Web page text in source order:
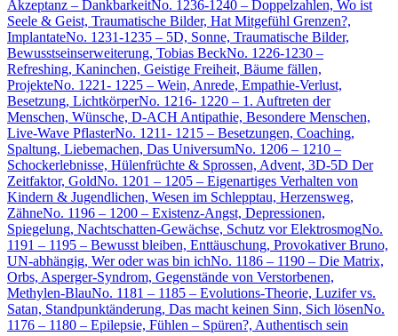
Akzeptanz – DankbarkeitNo. 1236-1240 – Doppelzahlen, Wo ist
Seele & Geist, Traumatische Bilder, Hat Mitgefühl Grenzen?,
ImplantateNo. 1231-1235 – 5D, Sonne, Traumatische Bilder,
Bewusstseinserweiterung, Tobias BeckNo. 1226-1230 –
Refreshing, Kaninchen, Geistige Freiheit, Bäume fällen,
ProjekteNo. 1221- 1225 – Wein, Anrede, Empathie-Verlust,
Besetzung, LichtkörperNo. 1216- 1220 – 1. Auftreten der
Menschen, Wünsche, D-ACH Antipathie, Besondere Menschen,
Live-Wave PflasterNo. 1211- 1215 – Besetzungen, Coaching,
Spaltung, Liebemachen, Das UniversumNo. 1206 – 1210 –
Schockerlebnisse, Hülenfrüchte & Sprossen, Advent, 3D-5D Der
Zeitfaktor, GoldNo. 1201 – 1205 – Eigenartiges Verhalten von
Kindern & Jugendlichen, Wesen im Schlepptau, Herzensweg,
ZähneNo. 1196 – 1200 – Existenz-Angst, Depressionen,
Spiegelung, Nachtschatten-Gewächse, Schutz vor ElektrosmogNo.
1191 – 1195 – Bewusst bleiben, Enttäuschung, Provokativer Bruno,
UN-abhängig, Wer oder was bin ichNo. 1186 – 1190 – Die Matrix,
Orbs, Asperger-Syndrom, Gegenstände von Verstorbenen,
Methylen-BlauNo. 1181 – 1185 – Evolutions-Theorie, Luzifer vs.
Satan, Standpunktänderung, Das macht keinen Sinn, Sich lösenNo.
1176 – 1180 – Epilepsie, Fühlen – Spüren?, Authentisch sein